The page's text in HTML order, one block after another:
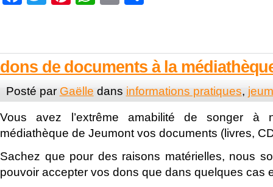
dons de documents à la
Posté par Gaëlle dans informations pratiques,
Vous avez l’extrême amabilité de songer
médiathèque de Jeumont vos documents (livres,
Sachez que pour des raisons matérielles, nous
pouvoir accepter vos dons que dans quelques cas